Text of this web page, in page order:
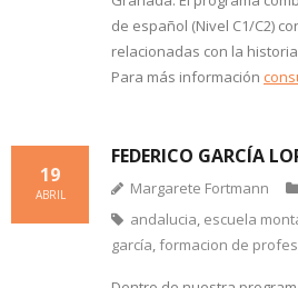
de español (Nivel C1/C2)
relacionadas con la
Para más información
FEDERICO GARCÍA
19
ABRIL Margarete Fortmann
andalucia escuela
garcía formacion de